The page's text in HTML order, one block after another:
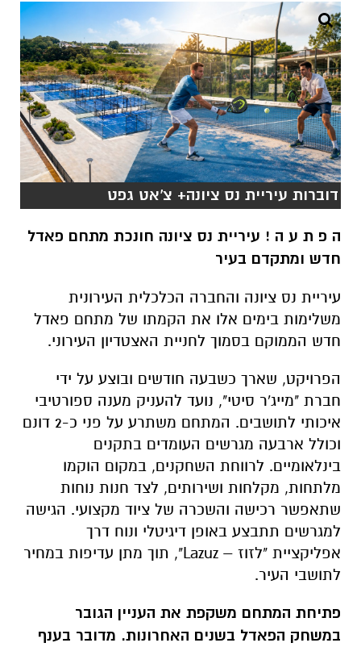
דוברות עיריית נס ציונה+ צ'אט גפט
ה פ ת ע ה ! עיריית נס ציונה חונכת מתחם פאדל
חדש ומתקדם בעיר
עיריית נס ציונה והחברה הכלכלית העירונית
משלימות בימים אלו את הקמתו של מתחם פאדל
חדש הממוקם בסמוך לחניית האצטדיון העירוני.
הפרויקט, שארך כשבעה חודשים ובוצע על ידי
חברת "מייג'ר סיטי", נועד להעניק מענה ספורטיבי
איכותי לתושבים. המתחם משתרע על פני כ-2 דונם
וכולל ארבעה מגרשים העומדים בתקנים
בינלאומיים. לרווחת השחקנים, במקום הוקמו
מלתחות, מקלחות ושירותים, לצד חנות נוחות
שתאפשר רכישה והשכרה של ציוד מקצועי. הגישה
למגרשים תתבצע באופן דיגיטלי ונוח דרך
אפליקציית "לזוז – Lazuz", תוך מתן עדיפות במחיר
לתושבי העיר.
פתיחת המתחם משקפת את העניין הגובר
במשחק הפאדל בשנים האחרונות. מדובר בענף